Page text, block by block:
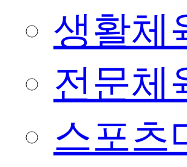
생활체
전문체
스포츠